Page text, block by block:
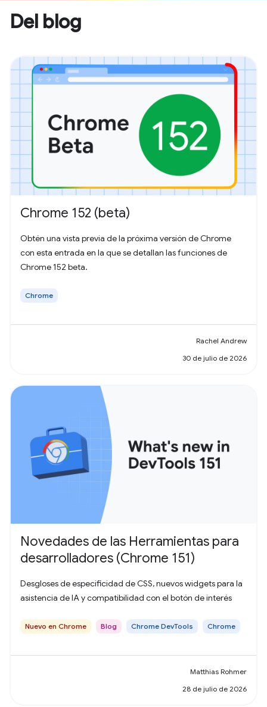
Del blog
Chrome 152 (beta)
Obtén una vista previa de la próxima versión de Chrome
con esta entrada en la que se detallan las funciones de
Chrome 152 beta.
Chrome
Rachel Andrew
30 de julio de 2026
Novedades de las Herramientas para
desarrolladores (Chrome 151)
Desgloses de especificidad de CSS, nuevos widgets para la
asistencia de IA y compatibilidad con el botón de interés
Nuevo en Chrome Blog Chrome DevTools Chrome
Matthias Rohmer
28 de julio de 2026